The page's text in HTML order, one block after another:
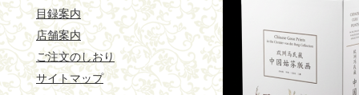
目録案内
店舗案内
ご注文のしおり
サイトマップ